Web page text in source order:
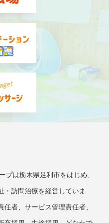
プは栃木県足利市をはじめ、
・訪問治療を経営していま
者、サービス管理責任者、